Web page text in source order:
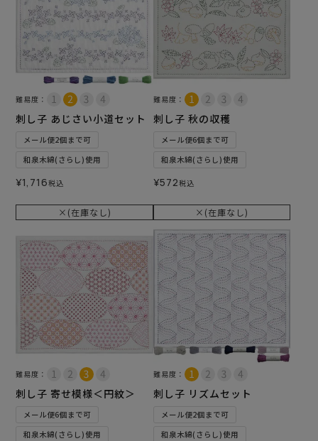
難易度：
刺し子 あじさい小道セット
メール便2個まで可
和泉木綿(さらし)使用
¥1,716税込
×(在庫なし)
難易度：
刺し子 秋の収穫
メール便6個まで可
和泉木綿(さらし)使用
¥572税込
×(在庫なし)
難易度：
刺し子 寄せ模様＜円紋＞
メール便6個まで可
和泉木綿(さらし)使用
難易度：
刺し子 リズムセット
メール便2個まで可
和泉木綿(さらし)使用